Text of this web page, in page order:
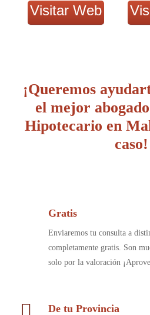
Visitar Web
¡Queremos
el mejor
Hipotecario en
caso!
Gratis
Enviaremos tu consulta a
completamente gratis. Son
solo por la valoración
De tu Provincia